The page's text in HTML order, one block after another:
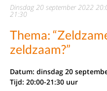
dinsdag 20 september 2022 20:00 - dinsdag 20 september 2022
21:30
Thema:
zeldzaam?”
Datum: dinsdag 20
Tijd: 20:00-21:30 uur